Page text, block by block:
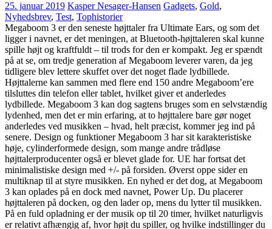
25. januar 2019 Kasper Nesager-Hansen Gadgets, Gold,
Nyhedsbrev, Test, Tophistorier
Megaboom 3 er den seneste højttaler fra Ultimate Ears, og som det
ligger i navnet, er det meningen, at Bluetooth-højttaleren skal kunne
spille højt og kraftfuldt – til trods for den er kompakt. Jeg er spændt
på at se, om tredje generation af Megaboom leverer varen, da jeg
tidligere blev lettere skuffet over det noget flade lydbillede.
Højttalerne kan sammen med flere end 150 andre Megaboom’ere
tilsluttes din telefon eller tablet, hvilket giver et anderledes
lydbillede. Megaboom 3 kan dog sagtens bruges som en selvstændig
lydenhed, men det er min erfaring, at to højttalere bare gør noget
anderledes ved musikken – hvad, helt præcist, kommer jeg ind på
senere. Design og funktioner Megaboom 3 har sit karakteristiske
høje, cylinderformede design, som mange andre trådløse
højttalerproducenter også er blevet glade for. UE har fortsat det
minimalistiske design med +/- på forsiden. Øverst oppe sider en
multiknap til at styre musikken. En nyhed er det dog, at Megaboom
3 kan oplades på en dock med navnet, Power Up. Du placerer
højttaleren på docken, og den lader op, mens du lytter til musikken.
På en fuld opladning er der musik op til 20 timer, hvilket naturligvis
er relativt afhængig af, hvor højt du spiller, og hvilke indstillinger du